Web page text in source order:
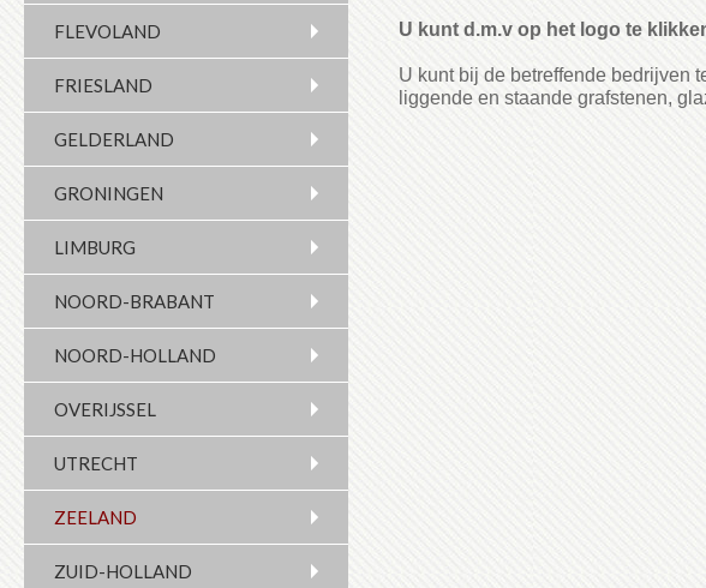
FLEVOLAND
FRIESLAND
GELDERLAND
GRONINGEN
LIMBURG
NOORD-BRABANT
NOORD-HOLLAND
OVERIJSSEL
UTRECHT
ZEELAND
ZUID-HOLLAND
U kunt d.m.v op het logo te
U kunt bij de betreffende bedrijven
liggende en staande grafstenen,